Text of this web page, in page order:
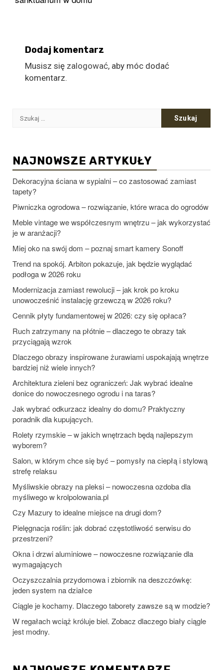
Dodaj komentarz
Musisz się zalogować, aby móc dodać
komentarz.
Szukaj:
NAJNOWSZE ARTYKUŁY
Dekoracyjna ściana w sypialni – co zastosować zamiast
tapety?
Piwniczka ogrodowa – rozwiązanie, które wraca do ogrodów
Meble vintage we współczesnym wnętrzu – jak wykorzystać
je w aranżacji?
Miej oko na swój dom – poznaj smart kamery Sonoff
Trend na spokój. Arbiton pokazuje, jak będzie wyglądać
podłoga w 2026 roku
Modernizacja zamiast rewolucji – jak krok po kroku
unowocześnić instalację grzewczą w 2026 roku?
Cennik płyty fundamentowej w 2026: czy się opłaca?
Ruch zatrzymany na płótnie – dlaczego te obrazy tak
przyciągają wzrok
Dlaczego obrazy inspirowane żurawiami uspokajają wnętrze
bardziej niż wiele innych?
Architektura zieleni bez ograniczeń: Jak wybrać idealne
donice do nowoczesnego ogrodu i na taras?
Jak wybrać odkurzacz idealny do domu? Praktyczny
poradnik dla kupujących.
Rolety rzymskie – w jakich wnętrzach będą najlepszym
wyborem?
Salon, w którym chce się być – pomysły na ciepłą i stylową
strefę relaksu
Myśliwskie obrazy na pleksi – nowoczesna ozdoba dla
myśliwego w krolpolowania.pl
Czy Mazury to idealne miejsce na drugi dom?
Pielęgnacja roślin: jak dobrać częstotliwość serwisu do
przestrzeni?
Okna i drzwi aluminiowe – nowoczesne rozwiązanie dla
wymagających
Oczyszczalnia przydomowa i zbiornik na deszczówkę:
jeden system na działce
Ciągle je kochamy. Dlaczego taborety zawsze są w modzie?
W regałach wciąż króluje biel. Zobacz dlaczego biały ciągle
jest modny.